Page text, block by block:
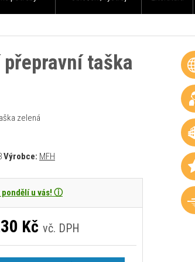
taška
zelená
Výrobce: MFH
pondělí u vás! ⓘ
Kč vč. DPH